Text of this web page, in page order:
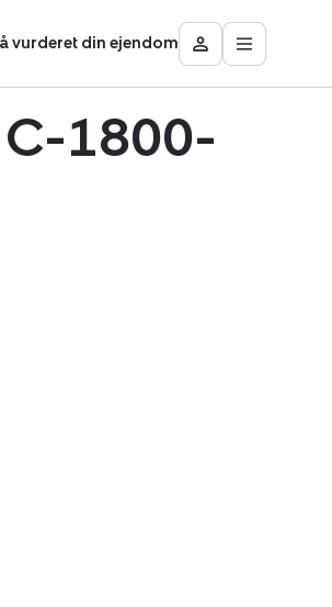
vurderet din ejendom
Besøg
Mit
Åbn
1800-